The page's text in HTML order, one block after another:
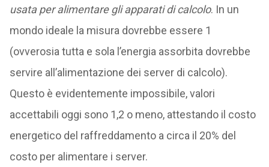
usata per alimentare gli apparati di calcolo. In un
mondo ideale la misura dovrebbe essere 1
(ovverosia tutta e sola l’energia assorbita dovrebbe
servire all’alimentazione dei server di calcolo).
Questo è evidentemente impossibile, valori
accettabili oggi sono 1,2 o meno, attestando il costo
energetico del raffreddamento a circa il 20% del
costo per alimentare i server.